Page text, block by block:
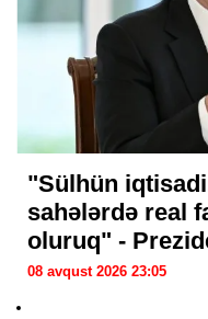
"Sülhün
sahələrdə real
oluruq" -
08 avqust 2026 23:05